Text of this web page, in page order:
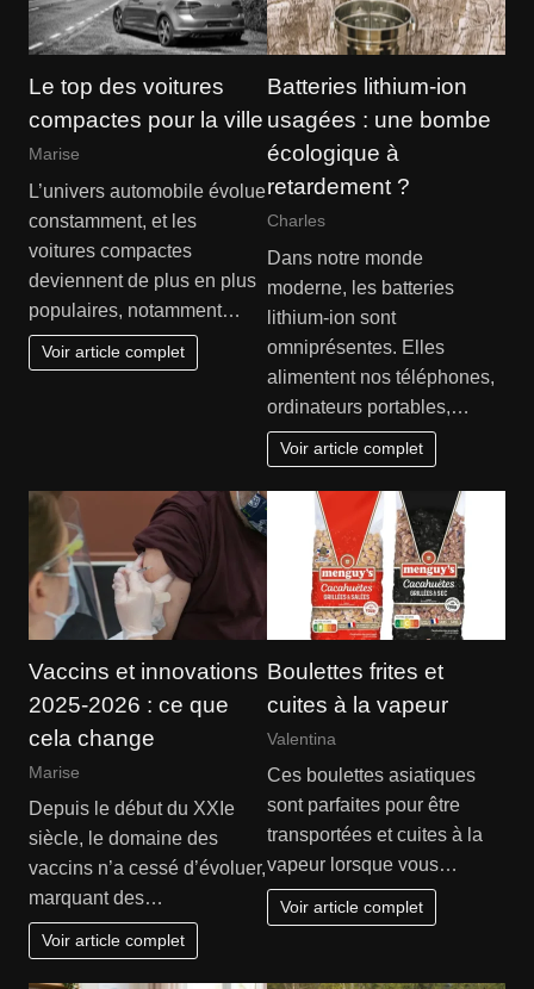
Le top des voitures
compactes pour la ville
Marise
L’univers automobile évolue
constamment, et les
voitures compactes
deviennent de plus en plus
populaires, notamment…
Voir article complet
Batteries lithium-ion
usagées : une bombe
écologique à
retardement ?
Charles
Dans notre monde
moderne, les batteries
lithium-ion sont
omniprésentes. Elles
alimentent nos téléphones,
ordinateurs portables,…
Voir article complet
Vaccins et innovations
2025-2026 : ce que
cela change
Marise
Depuis le début du XXIe
siècle, le domaine des
vaccins n’a cessé d’évoluer,
marquant des…
Voir article complet
Boulettes frites et
cuites à la vapeur
Valentina
Ces boulettes asiatiques
sont parfaites pour être
transportées et cuites à la
vapeur lorsque vous…
Voir article complet